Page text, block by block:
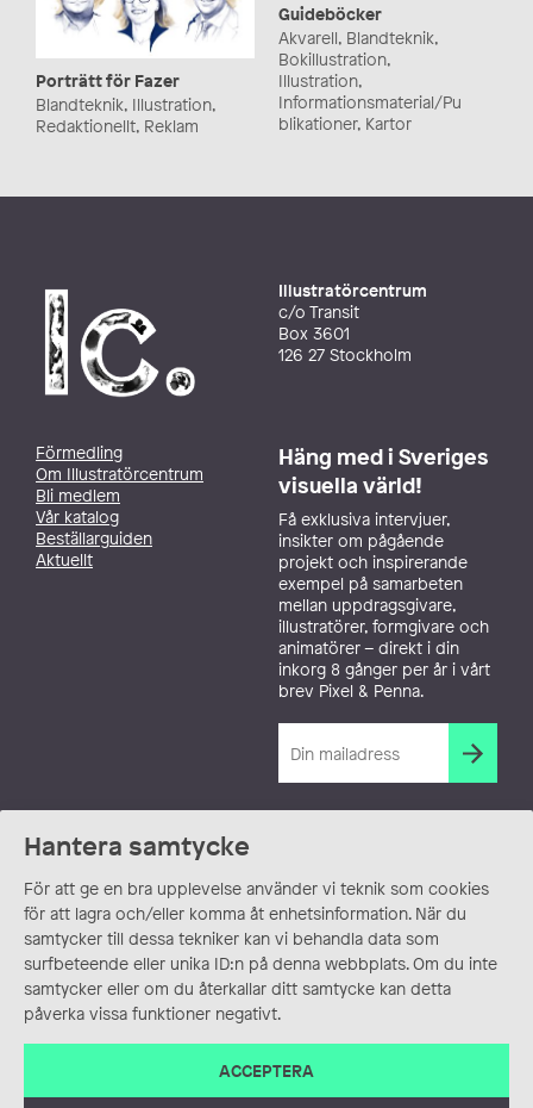
Hantera samtycke
För att ge en bra upplevelse använder vi teknik som cookies
för att lagra och/eller komma åt enhetsinformation. När du
samtycker till dessa tekniker kan vi behandla data som
surfbeteende eller unika ID:n på denna webbplats. Om du inte
samtycker eller om du återkallar ditt samtycke kan detta
påverka vissa funktioner negativt.
ACCEPTERA
Guideböcker
Akvarell, Blandteknik,
Bokillustration,
Illustration,
Informationsmaterial/Pu
blikationer, Kartor
Porträtt för Fazer
Blandteknik, Illustration,
Redaktionellt, Reklam
Illustratörcentrum
c/o Transit
Box 3601
126 27 Stockholm
Förmedling
Om Illustratörcentrum
Bli medlem
Vår katalog
Beställarguiden
Aktuellt
Häng med i Sveriges
visuella värld!
Få exklusiva intervjuer,
insikter om pågående
projekt och inspirerande
exempel på samarbeten
mellan uppdragsgivare,
illustratörer, formgivare och
animatörer – direkt i din
inkorg 8 gånger per år i vårt
brev Pixel & Penna.